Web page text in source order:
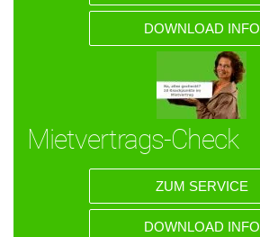
DOWNLOAD INFO
Mietvertrags-Check
ZUM SERVICE
DOWNLOAD INFO